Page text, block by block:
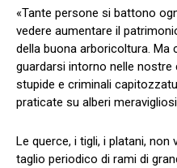
«Tante persone si battono
vedere aumentare il
della buona arboricoltura. Ma
guardarsi intorno nelle nostre
stupide e criminali
praticate su alberi
Le querce, i tigli, i platani,
taglio periodico di rami di